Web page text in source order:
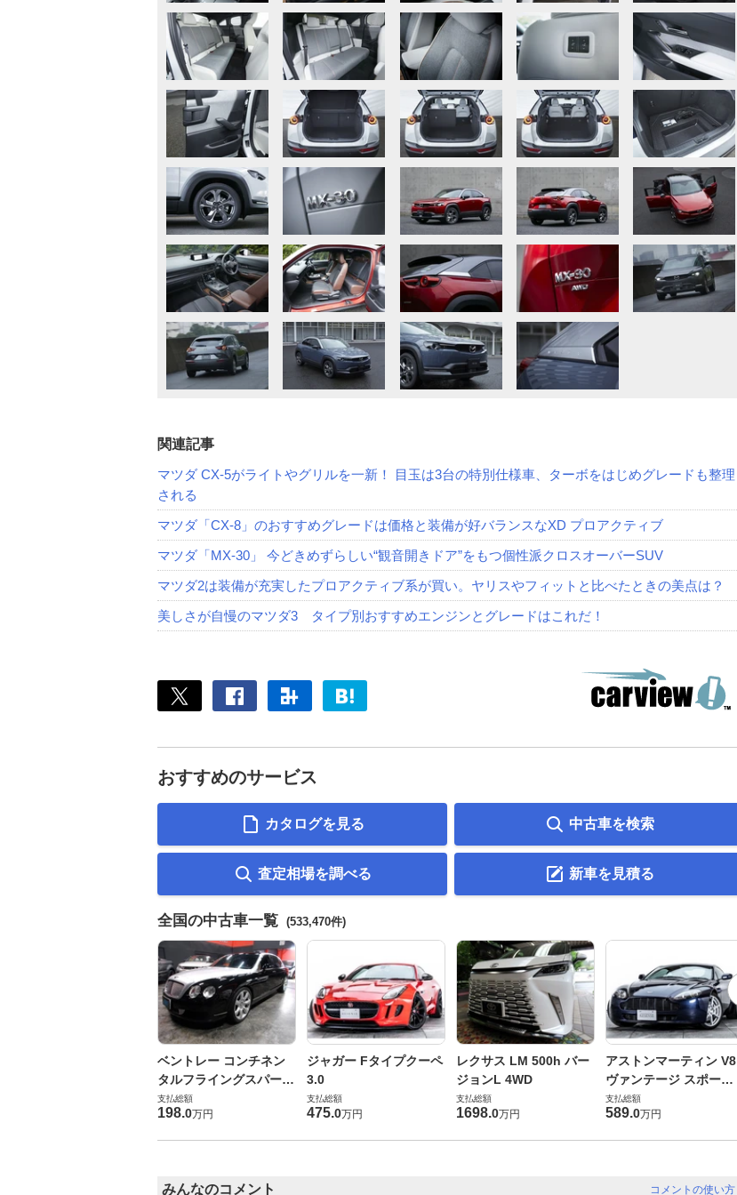
関連記事
マツダ CX-5がライトやグリルを一新！ 目玉は3台の特別仕様車、ターボをはじめグレードも整理
される
マツダ「CX-8」のおすすめグレードは価格と装備が好バランスなXD プロアクティブ
マツダ「MX-30」 今どきめずらしい“観音開きドア”をもつ個性派クロスオーバーSUV
マツダ2は装備が充実したプロアクティブ系が買い。ヤリスやフィットと比べたときの美点は？
美しさが自慢のマツダ3 タイプ別おすすめエンジンとグレードはこれだ！
おすすめのサービス
カタログを見る 中古車を検索
査定相場を調べる 新車を見積る
全国の中古車一覧 (533,470件)
ベントレー コンチネン
タルフライングスパー
6.0 4WD
支払総額
198.0万円
ジャガー Fタイプクーペ
3.0
支払総額
475.0万円
レクサス LM 500h バー
ジョンL 4WD
支払総額
1698.0万円
アストンマーティン V8
ヴァンテージ スポーツ
シフト
支払総額
589.0万円
コメントの使い方
みんなのコメント